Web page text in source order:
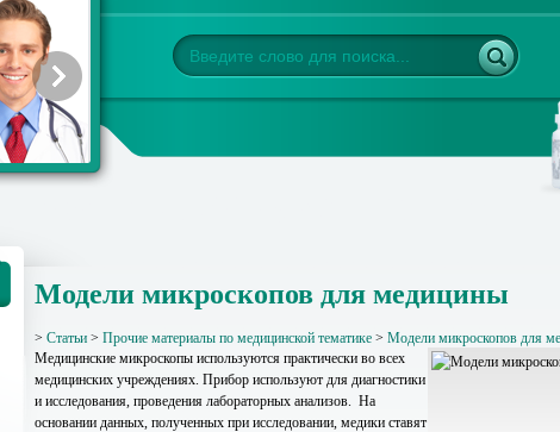
Модели микроскопов для медицины
> Статьи > Прочие материалы по медицинской тематике > Модели микроскопов для
Медицинские микроскопы используются практически во всех
медицинских учреждениях. Прибор используют для диагностики
и исследования, проведения лабораторных анализов. На
основании данных, полученных при исследовании, медики ставят